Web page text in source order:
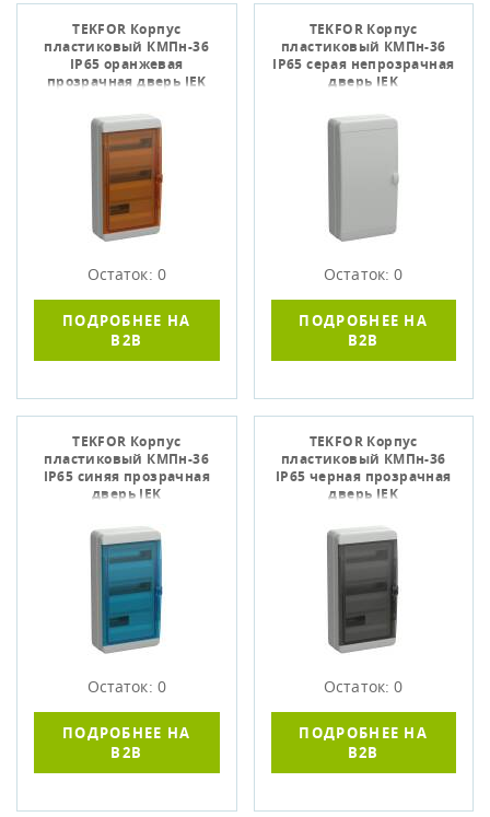
TEKFOR Корпус
пластиковый КМПн-36
IP65 оранжевая
прозрачная дверь IEK
Остаток: 0
ПОДРОБНЕЕ НА
B2B
TEKFOR Корпус
пластиковый КМПн-36
IP65 серая непрозрачная
дверь IEK
Остаток: 0
ПОДРОБНЕЕ НА
B2B
TEKFOR Корпус
пластиковый КМПн-36
IP65 синяя прозрачная
дверь IEK
Остаток: 0
ПОДРОБНЕЕ НА
B2B
TEKFOR Корпус
пластиковый КМПн-36
IP65 черная прозрачная
дверь IEK
Остаток: 0
ПОДРОБНЕЕ НА
B2B